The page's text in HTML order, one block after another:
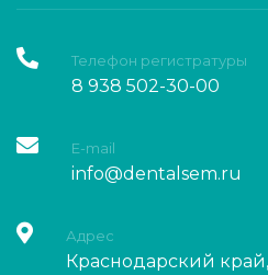
Телефон регистратуры
8 938 502-30-00
E-mail
info@dentalsem.ru
Адрес
Краснодарский